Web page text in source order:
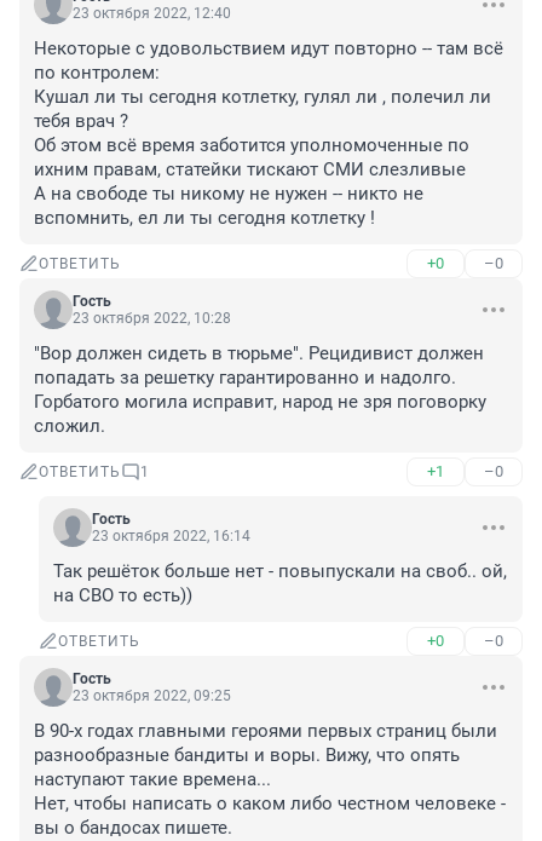
23 октября 2022, 12:40
Некоторые с удовольствием идут повторно -- там всё
по контролем:
Кушал ли ты сегодня котлетку, гулял ли , полечил ли
тебя врач ?
Об этом всё время заботится уполномоченные по
ихним правам, статейки тискают СМИ слезливые
А на свободе ты никому не нужен -- никто не
вспомнить, ел ли ты сегодня котлетку !
ОТВЕТИТЬ +0 –0
Гость
23 октября 2022, 10:28
"Вор должен сидеть в тюрьме". Рецидивист должен
попадать за решетку гарантированно и надолго.
Горбатого могила исправит, народ не зря поговорку
сложил.
ОТВЕТИТЬ 1 +1 –0
Гость
23 октября 2022, 16:14
Так решёток больше нет - повыпускали на своб.. ой,
на СВО то есть))
ОТВЕТИТЬ +0 –0
Гость
23 октября 2022, 09:25
В 90-х годах главными героями первых страниц были
разнообразные бандиты и воры. Вижу, что опять
наступают такие времена...
Нет, чтобы написать о каком либо честном человеке -
вы о бандосах пишете.